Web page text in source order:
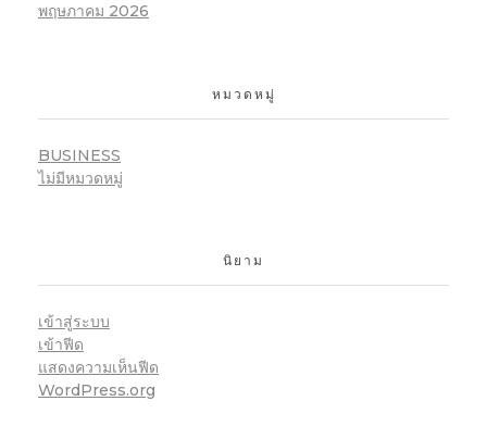
พฤษภาคม 2026
หมวดหมู่
BUSINESS
ไม่มีหมวดหมู่
นิยาม
เข้าสู่ระบบ
เข้าฟีด
แสดงความเห็นฟีด
WordPress.org